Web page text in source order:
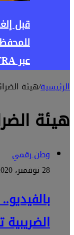
قبل
عبر My NTRA؟
الرئيسية/هيئة
هيئة
وطن رقمي
28 نوفمبر، 2020